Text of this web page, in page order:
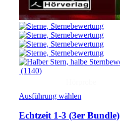
(1140)
Ausführung wählen
Echtzeit 1-3 (3er Bundle)